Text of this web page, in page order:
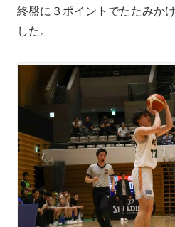
終盤に３ポイントでたたみか
した。